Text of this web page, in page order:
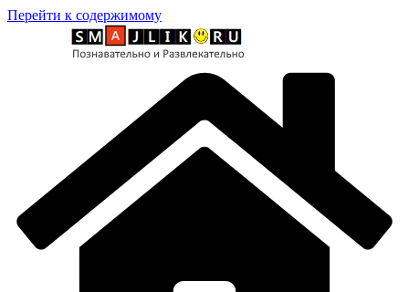
Перейти к содержимому